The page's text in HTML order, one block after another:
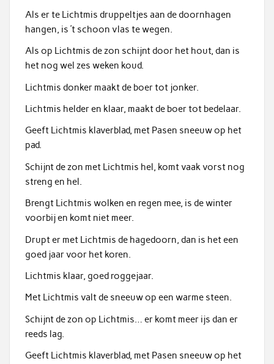
Als er te Lichtmis druppeltjes aan de doornhagen
hangen, is ’t schoon vlas te wegen.
Als op Lichtmis de zon schijnt door het hout, dan is
het nog wel zes weken koud.
Lichtmis donker maakt de boer tot jonker.
Lichtmis helder en klaar, maakt de boer tot bedelaar.
Geeft Lichtmis klaverblad, met Pasen sneeuw op het
pad.
Schijnt de zon met Lichtmis hel, komt vaak vorst nog
streng en hel.
Brengt Lichtmis wolken en regen mee, is de winter
voorbij en komt niet meer.
Drupt er met Lichtmis de hagedoorn, dan is het een
goed jaar voor het koren.
Lichtmis klaar, goed roggejaar.
Met Lichtmis valt de sneeuw op een warme steen.
Schijnt de zon op Lichtmis… er komt meer ijs dan er
reeds lag.
Geeft Lichtmis klaverblad, met Pasen sneeuw op het